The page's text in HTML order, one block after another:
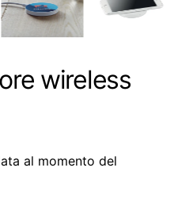
wireless
al momento del